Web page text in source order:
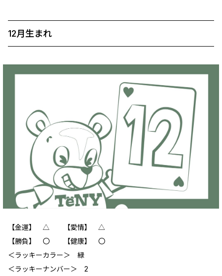
12月生まれ
【金運】 △ 【愛情】 △
【勝負】 〇 【健康】 〇
＜ラッキーカラー＞ 緑
＜ラッキーナンバー＞ 2